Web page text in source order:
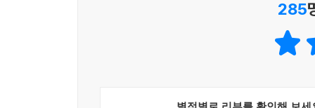
번밖에 주어지지 않은 그가 모든 문제를 완벽하게
2. 70년대의 샌프란시스코로 떠나는 사랑의 시간여
교차하는 곳으로 샌프란시스코만한 장소는 없어
285